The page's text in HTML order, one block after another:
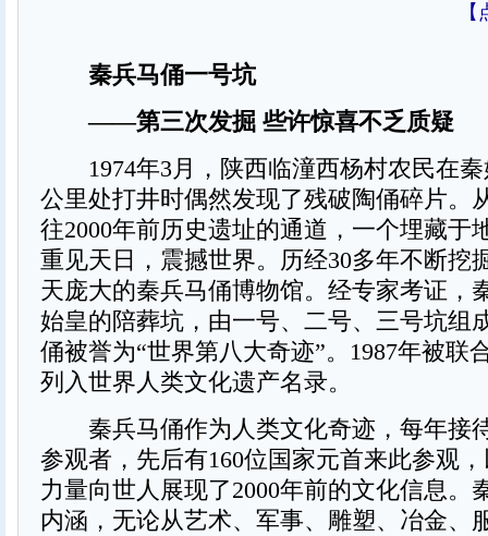
秦兵马俑一号坑
——第三次发掘 些许惊喜不乏质疑
1974年3月，陕西临潼西杨村农民在秦
公里处打井时偶然发现了残破陶俑碎片。
往2000年前历史遗址的通道，一个埋藏于
重见天日，震撼世界。历经30多年不断挖
天庞大的秦兵马俑博物馆。经专家考证，
始皇的陪葬坑，由一号、二号、三号坑组
俑被誉为“世界第八大奇迹”。1987年被联
列入世界人类文化遗产名录。
秦兵马俑作为人类文化奇迹，每年接
参观者，先后有160位国家元首来此参观
力量向世人展现了2000年前的文化信息。
内涵，无论从艺术、军事、雕塑、冶金、